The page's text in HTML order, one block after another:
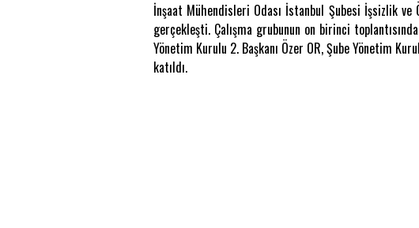
İnşaat Mühendisleri Odası İstanbul Şubesi İşsizlik ve
gerçekleşti. Çalışma grubunun on birinci
Yönetim Kurulu 2. Başkanı Özer OR, Şube Yönetim
katıldı.